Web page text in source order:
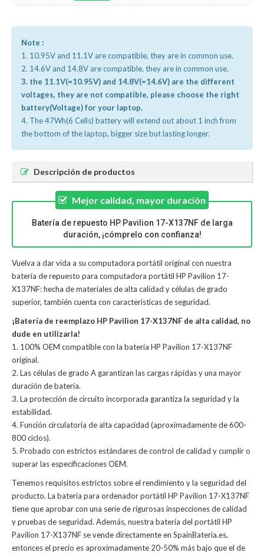
Note :
1. 10.95V and 11.1V are compatible, they are in common use.
2. 14.6V and 14.8V are compatible, they are in common use.
3. the 11.1V(=10.95V) and 14.8V(=14.6V) are the different
voltages, they are not compatible, please choose the right
battery(Voltage) for your laptop.
4. The 47Wh(6 Cells) battery will extend out about 1 inch from
the bottom of the laptop, bigger size but lasting longer.
Descripción de productos
Mejor calidad, mayor duración
Batería de repuesto HP Pavilion 17-X137NF de larga
duración, ¡cómprelo con confianza!
Vuelva a dar vida a su computadora portátil original con nuestra
batería de repuesto para computadora portátil HP Pavilion 17-
X137NF: hecha de materiales de alta calidad y células de grado
superior, también cuenta con características de seguridad.
¡Batería de reemplazo HP Pavilion 17-X137NF de alta calidad, no
dude en utilizarla!
1. 100% OEM compatible con la batería HP Pavilion 17-X137NF
original.
2. Las células de grado A garantizan las cargas rápidas y una mayor
duración de batería.
3. La protección de circuito incorporada garantiza la seguridad y la
estabilidad.
4. Función circulatoria de alta capacidad (aproximadamente de 600-
800 ciclos).
5. Probado con estrictos estándares de control de calidad y cumplir o
superar las especificaciones OEM.
Tenemos requisitos estrictos sobre el rendimiento y la seguridad del
producto. La batería para ordenador portátil HP Pavilion 17-X137NF
tiene que aprobar con una serie de rigurosas inspecciones de calidad
y pruebas de seguridad. Además, nuestra batería del portátil HP
Pavilion 17-X137NF se vende directamente en SpainBateria.es,
entonces el precio es aproximadamente 20-50% más bajo que el de